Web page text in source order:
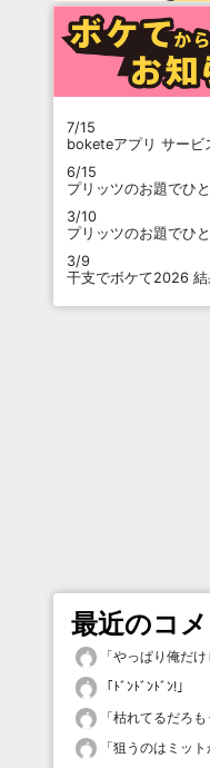
7/15
boketeアプリ サービ
6/15
プリッツのお題でひ
3/10
プリッツのお題でひ
3/9
干支でボケて2026
最近のコ
「やっぱり俺だ
「 ﾄﾞﾝﾄﾞﾝﾄﾞﾝ! 」
「枯れてるだろも
「狙うのはミッ